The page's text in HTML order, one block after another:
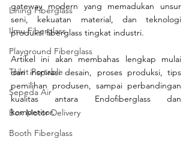
Lining Fiberglass
Ilmu Fiberglass
Playground Fiberglass
Toilet Portable
Sepeda Air
Box Motor Delivery
Booth Fiberglass
gateway modern yang memadukan unsur
seni, kekuatan material, dan teknologi
produksi fiberglass tingkat industri.
Artikel ini akan membahas lengkap mulai
dari inspirasi desain, proses produksi, tips
pemilihan produsen, sampai perbandingan
kualitas antara Endofiberglass dan
kompetitor.